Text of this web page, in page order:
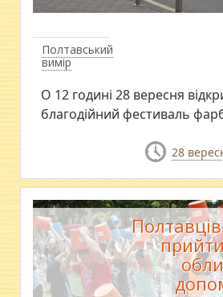
Полтавський
вимір
О 12 годині 28 вересня
благодійний фестиваль
28